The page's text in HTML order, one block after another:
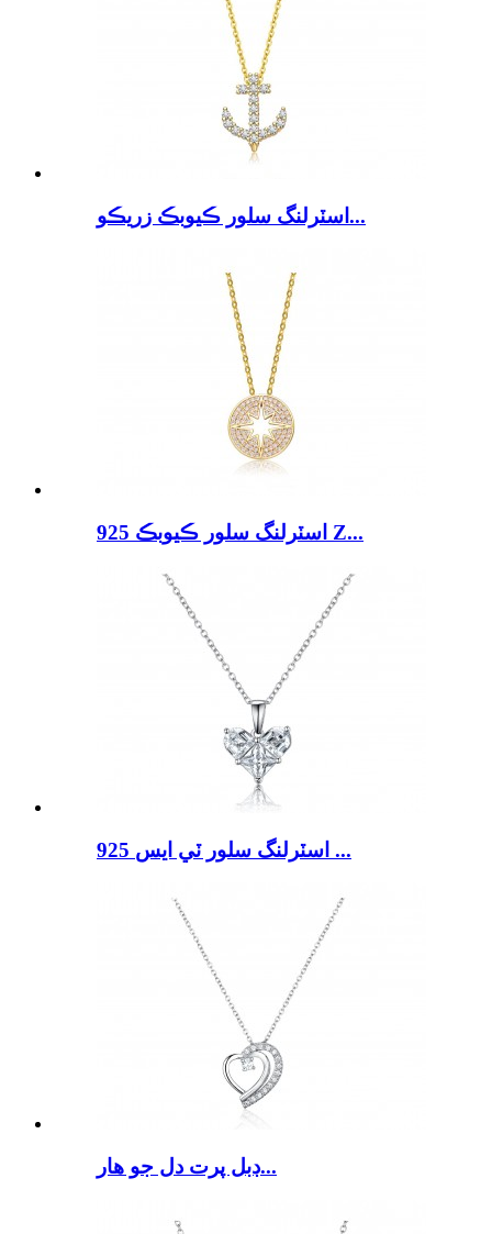
اسٽرلنگ سلور ڪيوبڪ زريڪو...
925 اسٽرلنگ سلور ڪيوبڪ Z...
925 اسٽرلنگ سلور ٽي ايس ...
ڊبل پرت دل جو هار...